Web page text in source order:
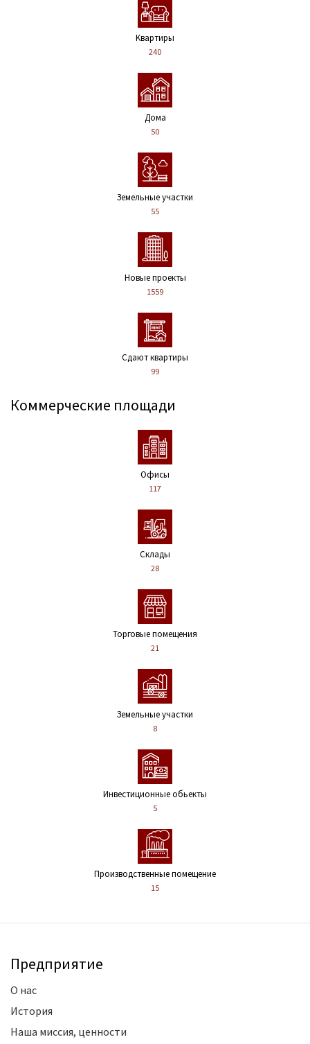
Kвартиры
240
Дома
50
Земельные участки
55
Новые проекты
1559
Сдают квартиры
99
Коммерческие площади
Офисы
117
Склады
28
Торговые помещения
21
Земельные участки
8
Инвестиционные обьекты
5
Производственные помещение
15
Предприятие
О нас
История
Наша миссия, ценности